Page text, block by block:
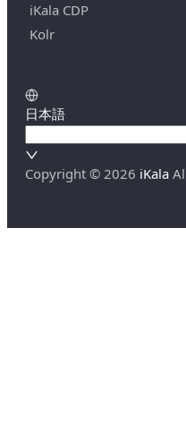
iKala CDP
Kolr
日本語
Copyright © 2026 iKala